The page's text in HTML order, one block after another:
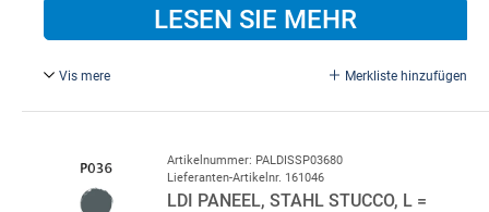
LESEN SIE MEHR
Vis mere Merkliste hinzufügen
Bitte im Bemerkungsfeld beim Kauf angeben, wenn eine
andere Innenfarbe gewünscht wird.
Artikelnummer: PALDISSP03680
Lieferanten-Artikelnr. 161046
LDI PANEEL, STAHL STUCCO, L =